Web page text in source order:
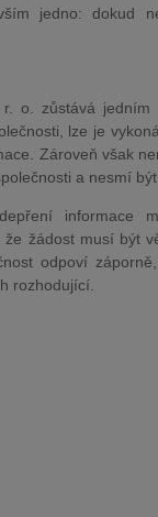
jedno: dokud
o. zůstává
lze je
Zároveň však
a nesmí
informace
žádost musí být
odpoví
rozhodující.